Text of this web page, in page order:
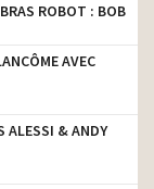
ROBOT : BOB
AVEC
ALESSI & ANDY